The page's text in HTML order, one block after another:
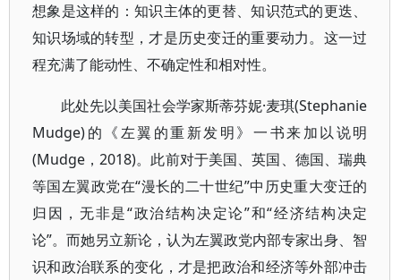
想象是这样的：知识主体的更替、知识范式的更迭、
知识场域的转型，才是历史变迁的重要动力。这一过
程充满了能动性、不确定性和相对性。
此处先以美国社会学家斯蒂芬妮·麦琪(Stephanie
Mudge)的《左翼的重新发明》一书来加以说明
(Mudge，2018)。此前对于美国、英国、德国、瑞典
等国左翼政党在“漫长的二十世纪”中历史重大变迁的
归因，无非是“政治结构决定论”和“经济结构决定
论”。而她另立新论，认为左翼政党内部专家出身、智
识和政治联系的变化，才是把政治和经济等外部冲击